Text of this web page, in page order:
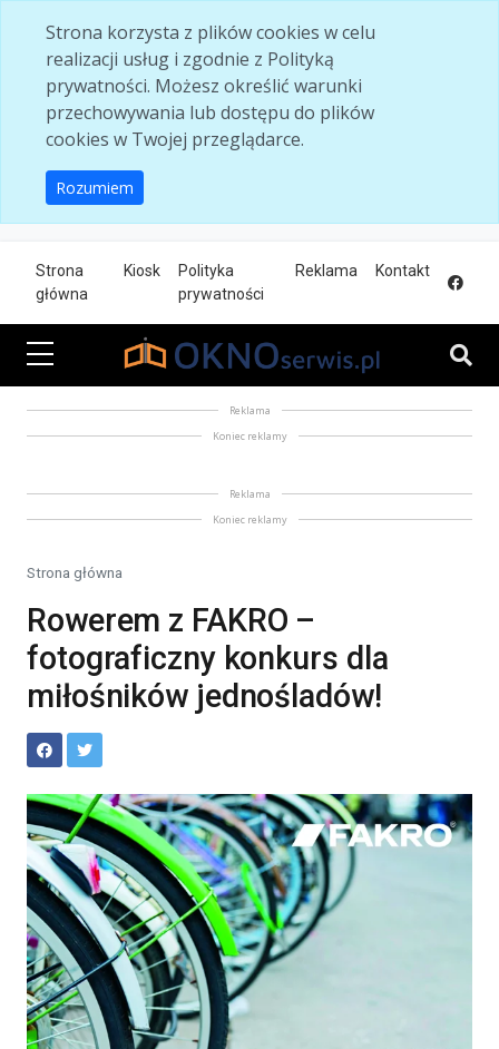
Strona korzysta z plików cookies w celu
realizacji usług i zgodnie z Polityką
prywatności. Możesz określić warunki
przechowywania lub dostępu do plików
cookies w Twojej przeglądarce.
Rozumiem
Strona
główna
Kiosk
Polityka
prywatności
Reklama Kontakt
Reklama
Koniec reklamy
Reklama
Koniec reklamy
Strona główna
Rowerem z FAKRO –
fotograficzny konkurs dla
miłośników jednośladów!